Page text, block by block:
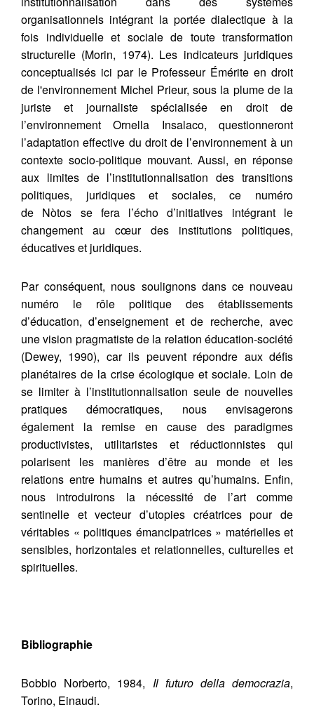
organisationnels intégrant la portée dialectique à la
fois individuelle et sociale de toute transformation
structurelle (Morin, 1974). Les indicateurs juridiques
conceptualisés ici par le Professeur Émérite en droit
de l'environnement Michel Prieur, sous la plume de la
juriste et journaliste spécialisée en droit de
l’environnement Ornella Insalaco, questionneront
l’adaptation effective du droit de l’environnement à un
contexte socio-politique mouvant. Aussi, en réponse
aux limites de l’institutionnalisation des transitions
politiques, juridiques et sociales, ce numéro
de Nòtos se fera l’écho d’initiatives intégrant le
changement au cœur des institutions politiques,
éducatives et juridiques.
Par conséquent, nous soulignons dans ce nouveau
numéro le rôle politique des établissements
d’éducation, d’enseignement et de recherche, avec
une vision pragmatiste de la relation éducation-société
(Dewey, 1990), car ils peuvent répondre aux défis
planétaires de la crise écologique et sociale. Loin de
se limiter à l’institutionnalisation seule de nouvelles
pratiques démocratiques, nous envisagerons
également la remise en cause des paradigmes
productivistes, utilitaristes et réductionnistes qui
polarisent les manières d’être au monde et les
relations entre humains et autres qu’humains. Enfin,
nous introduirons la nécessité de l’art comme
sentinelle et vecteur d’utopies créatrices pour de
véritables « politiques émancipatrices » matérielles et
sensibles, horizontales et relationnelles, culturelles et
spirituelles.
Bibliographie
Bobbio Norberto, 1984, Il futuro della democrazia,
Torino, Einaudi.